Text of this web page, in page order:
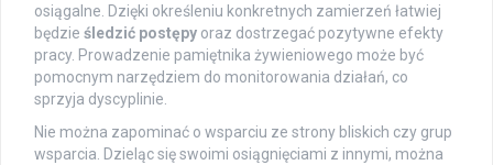
osiągalne. Dzięki określeniu konkretnych zamierzeń łatwiej
będzie śledzić postępy oraz dostrzegać pozytywne efekty
pracy. Prowadzenie pamiętnika żywieniowego może być
pomocnym narzędziem do monitorowania działań, co
sprzyja dyscyplinie.
Nie można zapominać o wsparciu ze strony bliskich czy grup
wsparcia. Dzieląc się swoimi osiągnięciami z innymi, można